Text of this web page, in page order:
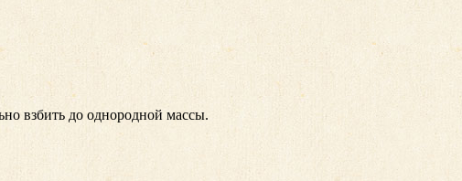
взбить до однородной массы.